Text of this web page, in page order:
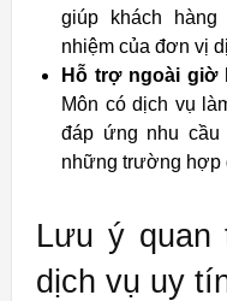
giúp khách
nhiệm của đơn vị
Hỗ trợ ngoài giờ
Môn có dịch vụ
đáp ứng nhu cầu
những trường hợp
Lưu ý quan
dịch vụ uy